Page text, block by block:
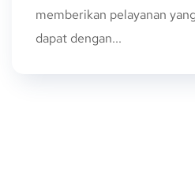
memberikan pelayanan
dapat dengan...